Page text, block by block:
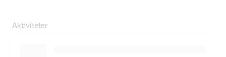
Aktiviteter